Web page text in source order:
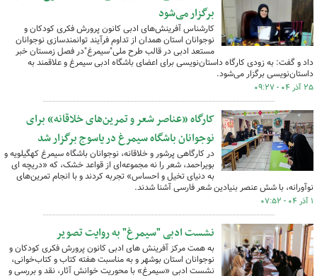
برگزار می‌شود
کارشناس آفرینش‌های ادبی کانون پرورش فکری کودکان و
نوجوانان استان همدان از تداوم فرآیند توانمندسازی نوجوانان‌
مستعد ادبی در قالب‌ طرح ملی"سیمرغ"در فصل زمستان خبر
داد و گفت: به زودی کارگاه داستان‌نویسی برای اعضای باشگاه ادبی سیمرغ و علاقمند به
داستان‌نویسی برگزار می‌شود.
۲۵ آذر ۰۴ - ۰۹:۲۷
کارگاه «عناصر شعر و تمرین‌های خلاقانه» برای
نوجوانان باشگاه سیمرغ در یاسوج برگزار شد
در کارگاهی پرشور و خلاقانه، نوجوانان باشگاه سیمرغ کهگیلویه و
بویراحمد، شعر را نه مجموعه‌ای از قواعد خشک، که «دریچه ای
به دنیای تخیل و احساس» تجربه کردند و با انجام تمرین‌های
نوآورانه، با شش عنصر بنیادین شعر فارسی آشنا شدند.
۱ آذر ۰۴ - ۰۷:۵۲
نشست ادبی "سیمرغ" به روایت تصویر
به همت مرکز آفرینش های ادبی کانون پرورش فکری کودکان و
نوجوانان استان بوشهر و به مناسبت هفته کتاب و کتاب‌خوانی،
نشست ادبی «سیمرغ» با محوریت خوانش آثار، نقد و بررسی و